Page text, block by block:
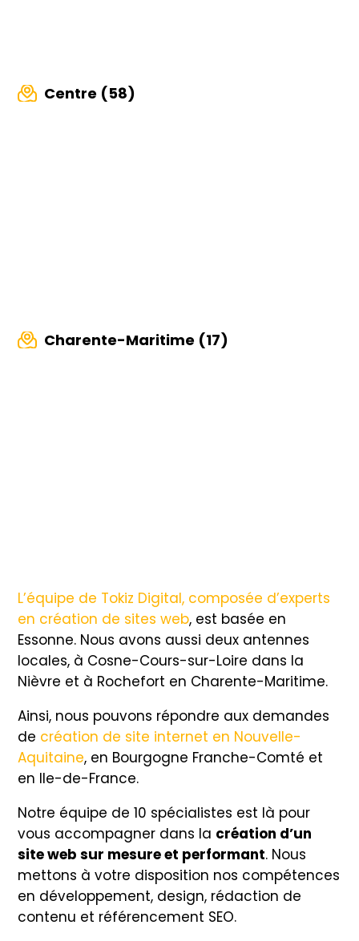
Centre (58)
Charente-Maritime (17)
L’équipe de Tokiz Digital, composée d’experts
en création de sites web, est basée en
Essonne. Nous avons aussi deux antennes
locales, à Cosne-Cours-sur-Loire dans la
Nièvre et à Rochefort en Charente-Maritime.
Ainsi, nous pouvons répondre aux demandes
de création de site internet en Nouvelle-
Aquitaine, en Bourgogne Franche-Comté et
en Ile-de-France.
Notre équipe de 10 spécialistes est là pour
vous accompagner dans la création d’un
site web sur mesure et performant. Nous
mettons à votre disposition nos compétences
en développement, design, rédaction de
contenu et référencement SEO.